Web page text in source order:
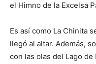
el Himno de la Excelsa
Es así como La Chinita
llegó al altar. Además,
con las olas del Lago